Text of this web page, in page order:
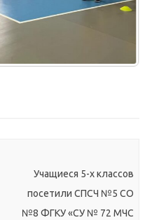
Учащиеся 5-х классов
посетили СПСЧ №5 СО
№8 ФГКУ «СУ № 72 МЧС